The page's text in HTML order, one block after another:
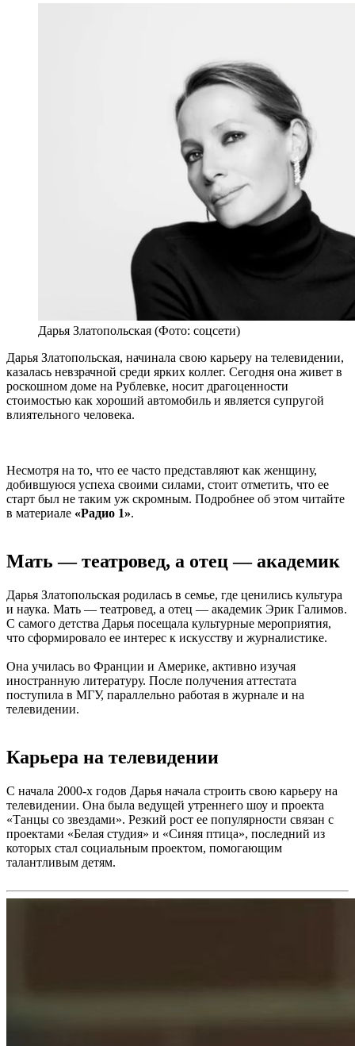
Дарья Златопольская (Фото: соцсети)
Дарья Златопольская, начинала свою карьеру на телевидении,
казалась невзрачной среди ярких коллег. Сегодня она живет в
роскошном доме на Рублевке, носит драгоценности
стоимостью как хороший автомобиль и является супругой
влиятельного человека.
Несмотря на то, что ее часто представляют как женщину,
добившуюся успеха своими силами, стоит отметить, что ее
старт был не таким уж скромным. Подробнее об этом читайте
в материале «Радио 1».
Мать — театровед, а отец — академик
Дарья Златопольская родилась в семье, где ценились культура
и наука. Мать — театровед, а отец — академик Эрик Галимов.
С самого детства Дарья посещала культурные мероприятия,
что сформировало ее интерес к искусству и журналистике.
Она училась во Франции и Америке, активно изучая
иностранную литературу. После получения аттестата
поступила в МГУ, параллельно работая в журнале и на
телевидении.
Карьера на телевидении
С начала 2000-х годов Дарья начала строить свою карьеру на
телевидении. Она была ведущей утреннего шоу и проекта
«Танцы со звездами». Резкий рост ее популярности связан с
проектами «Белая студия» и «Синяя птица», последний из
которых стал социальным проектом, помогающим
талантливым детям.